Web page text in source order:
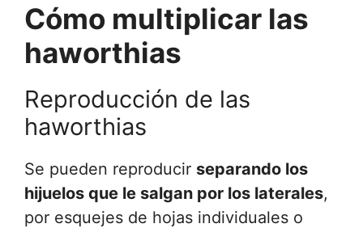
Cómo multiplicar las
haworthias
Reproducción de las
haworthias
Se pueden reproducir separando los
hijuelos que le salgan por los laterales,
por esquejes de hojas individuales o